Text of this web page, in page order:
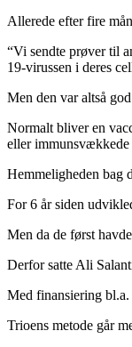
Allerede efter fire
“Vi sendte prøver til
19-virussen i deres
Men den var altså
Normalt bliver en
eller immunsvækkede
Hemmeligheden bag
For 6 år siden
Men da de først
Derfor satte Ali
Med finansiering
Trioens metode går